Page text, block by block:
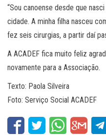
“Sou canoense desde que
cidade. A minha filha nasceu
fez seis cirurgias, a partir daí
A ACADEF fica muito feliz
novamente para a Associação.
Texto: Paola Silveira
Foto: Serviço Social ACADEF